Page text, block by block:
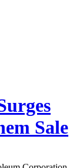
Sale